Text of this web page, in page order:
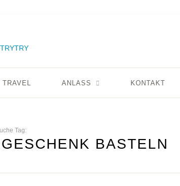
TRAVEL ANLASS KONTAKT
Tag:
BASTELN